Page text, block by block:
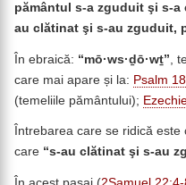
pământul s-a zguduit şi s-a
au clătinat şi s-au zguduit,
În ebraică: “mō·ws·ḏō·wṯ” ,
care mai apare și la: Psalm
(temeliile pământului);
Întrebarea care se ridică este
care “s-au clătinat şi s-au